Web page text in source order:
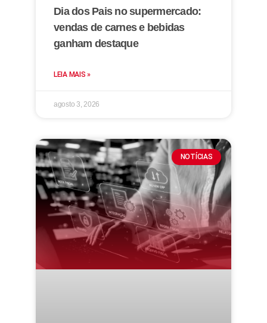
Dia dos Pais no supermercado:
vendas de carnes e bebidas
ganham destaque
LEIA MAIS »
agosto 3, 2026
NOTÍCIAS